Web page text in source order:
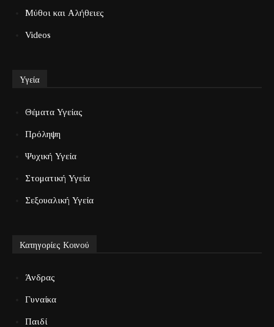
Μύθοι και Αλήθειες
Videos
Υγεία
Θέματα Υγείας
Πρόληψη
Ψυχική Υγεία
Στοματική Υγεία
Σεξουαλική Υγεία
Κατηγορίες Κοινού
Άνδρας
Γυναίκα
Παιδί